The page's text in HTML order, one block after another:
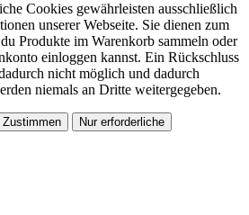
Cookies gewährleisten ausschließlich
unserer Webseite. Sie dienen zum
Produkte im Warenkorb sammeln oder
einloggen kannst. Ein Rückschluss
nicht möglich und dadurch
niemals an Dritte weitergegeben.
Zustimmen Nur erforderliche